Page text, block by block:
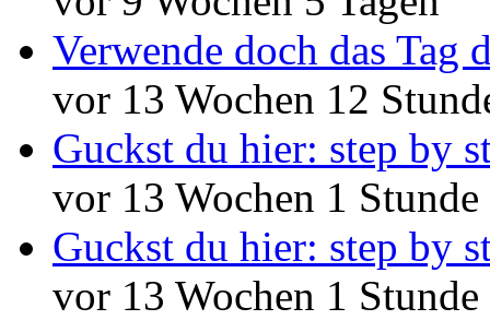
Verwende doch das Tag
vor 13 Wochen 12
Guckst du hier: step by
vor 13 Wochen 1 Stunde
Guckst du hier: step by
vor 13 Wochen 1 Stunde